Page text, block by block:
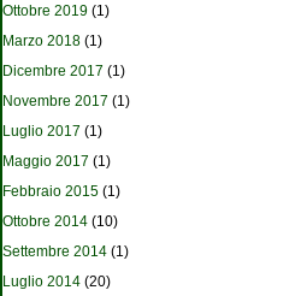
Ottobre 2019 (1)
Marzo 2018 (1)
Dicembre 2017 (1)
Novembre 2017 (1)
Luglio 2017 (1)
Maggio 2017 (1)
Febbraio 2015 (1)
Ottobre 2014 (10)
Settembre 2014 (1)
Luglio 2014 (20)